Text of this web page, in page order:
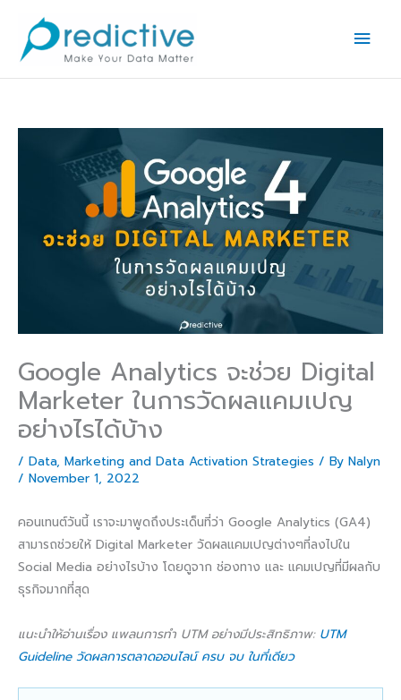
content
Google Analytics จะช่วย Digital
Marketer ในการวัดผลแคมเปญ
อย่างไรได้บ้าง
/ Data, Marketing and Data Activation Strategies / By Nalyn
/ November 1, 2022
คอนเทนต์วันนี้ เราจะมาพูดถึงประเด็นที่ว่า Google Analytics (GA4)
สามารถช่วยให้ Digital Marketer วัดผลแคมเปญต่างๆที่ลงไปใน
Social Media อย่างไรบ้าง โดยดูจาก ช่องทาง และ แคมเปญที่มีผลกับ
ธุรกิจมากที่สุด
แนะนำให้อ่านเรื่อง แพลนการทำ UTM อย่างมีประสิทธิภาพ: UTM
Guideline วัดผลการตลาดออนไลน์ ครบ จบ ในที่เดียว